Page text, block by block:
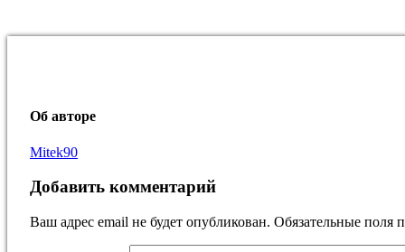
Об авторе
Mitek90
Добавить комментарий
Ваш адрес email не будет опубликован. Обязательные поля